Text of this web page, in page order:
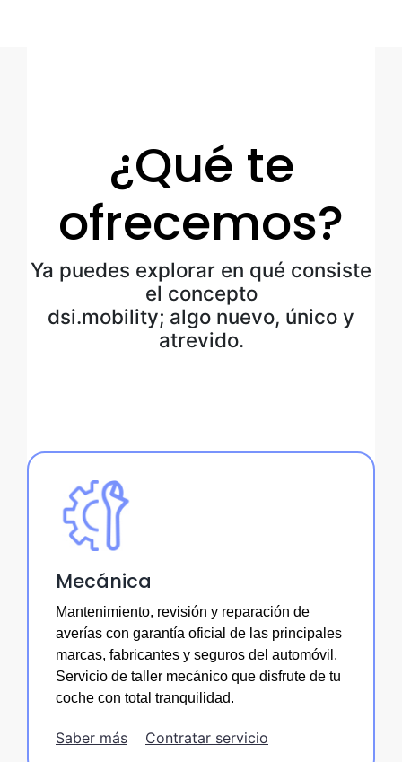
¿Qué te
ofrecemos?
Ya puedes explorar en qué consiste
el concepto
dsi.mobility; algo nuevo, único y
atrevido.
Mecánica
Mantenimiento, revisión y reparación de
averías con garantía oficial de las principales
marcas, fabricantes y seguros del automóvil.
Servicio de taller mecánico que disfrute de tu
coche con total tranquilidad.
Saber más Contratar servicio